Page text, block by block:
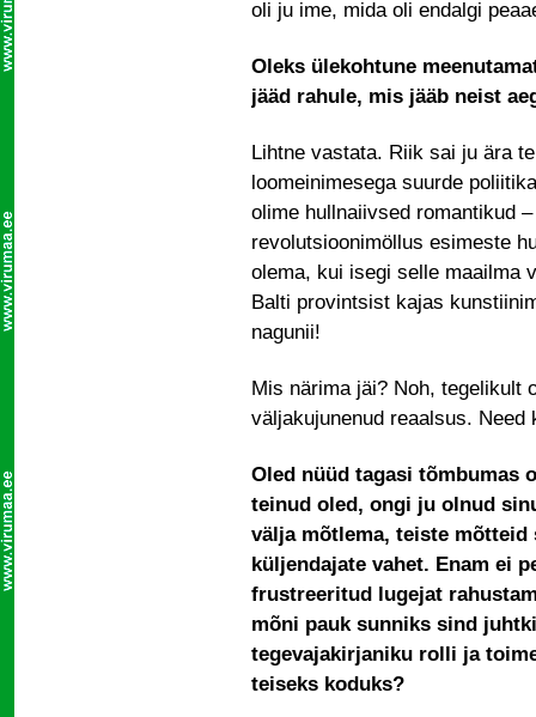
oli ju ime, mida oli endalgi
Oleks ülekohtune
jääd rahule, mis jääb neist
Lihtne vastata. Riik sai ju ära
loomeinimesega suurde
olime hullnaiivsed romantikud
revolutsioonimöllus esimeste
olema, kui isegi selle maailma
Balti provintsist kajas
nagunii!
Mis närima jäi? Noh, tegelikult
väljakujunenud reaalsus.
Oled nüüd tagasi tõmbumas
teinud oled, ongi ju olnud
välja mõtlema, teiste
küljendajate vahet. Enam ei
frustreeritud lugejat
mõni pauk sunniks sind
tegevajakirjaniku rolli ja
teiseks koduks?